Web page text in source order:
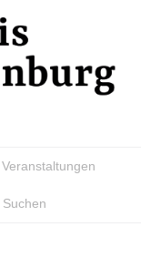
Veranstaltungen
Suchen